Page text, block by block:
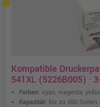
Kompatible
541XL (5226B005) ·
Farben: cyan, magenta,
Kapazität: bis zu 480 Seiten